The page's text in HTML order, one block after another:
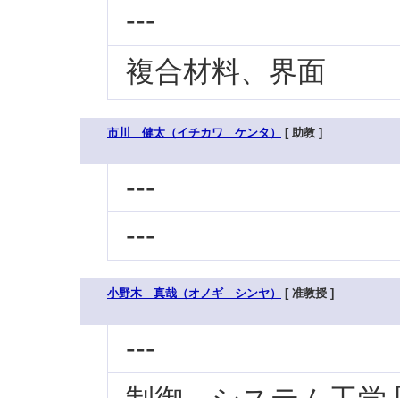
---
複合材料、界面
市川 健太（イチカワ ケンタ） [ 助教 ]
---
---
小野木 真哉（オノギ シンヤ） [ 准教授 ]
---